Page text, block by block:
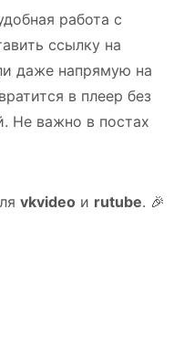
работа с
ссылку на
даже напрямую на
в плеер без
Не важно в постах
vkvideo и rutube. 🎉